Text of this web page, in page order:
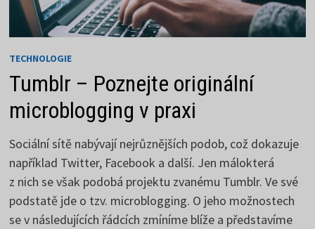
TECHNOLOGIE
Tumblr – Poznejte originální
microblogging v praxi
Sociální sítě nabývají nejrůznějších podob, což dokazuje
například Twitter, Facebook a další. Jen málokterá
z nich se však podobá projektu zvanému Tumblr. Ve své
podstatě jde o tzv. microblogging. O jeho možnostech
se v následujících řádcích zmíníme blíže a představíme